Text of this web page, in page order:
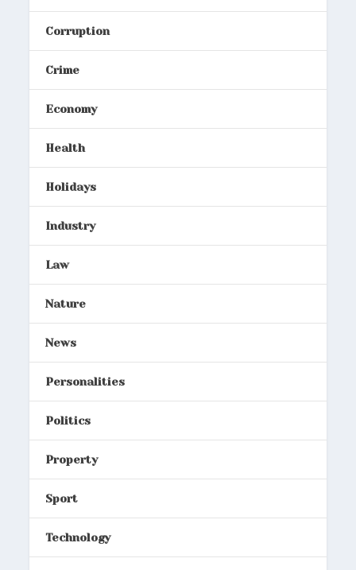
Corruption
Crime
Economy
Health
Holidays
Industry
Law
Nature
News
Personalities
Politics
Property
Sport
Technology